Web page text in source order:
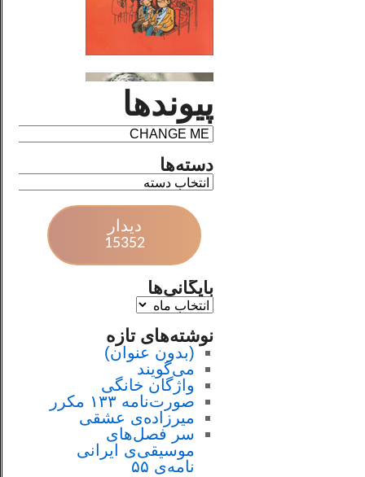
پیوندها
دسته‌ها
دیدار
15352
بایگانی‌ها
نوشته‌های تازه
(بدون عنوان)
می‌گویند
واژگان خانگی
صورت‌نامه ۱۳۳ مکرر
میرزاده‌ی عشقی
سر فصل‌هاى
موسيقى‌ی ايرانى
نامه‌ی ۵۵